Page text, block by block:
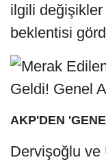
ilgili
beklentisi
AKP'DEN
Dervişoğlu ve